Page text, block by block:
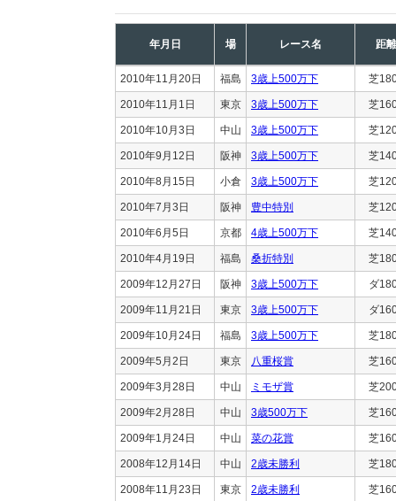
年月日 場 レース名 距離
2010年11月20日 福島 3歳上500万下 芝
2010年11月1日 東京 3歳上500万下 芝
2010年10月3日 中山 3歳上500万下 芝
2010年9月12日 阪神 3歳上500万下 芝
2010年8月15日 小倉 3歳上500万下 芝
2010年7月3日 阪神 豊中特別 芝
2010年6月5日 京都 4歳上500万下 芝
2010年4月19日 福島 桑折特別 芝
2009年12月27日 阪神 3歳上500万下 ダ
2009年11月21日 東京 3歳上500万下 ダ
2009年10月24日 福島 3歳上500万下 芝
2009年5月2日 東京 八重桜賞 芝
2009年3月28日 中山 ミモザ賞 芝
2009年2月28日 中山 3歳500万下 芝
2009年1月24日 中山 菜の花賞 芝
2008年12月14日 中山 2歳未勝利 芝
2008年11月23日 東京 2歳未勝利 芝